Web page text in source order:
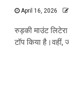
April 16, 2026
रुड़की माउंट
टॉप किया है।वहीं,